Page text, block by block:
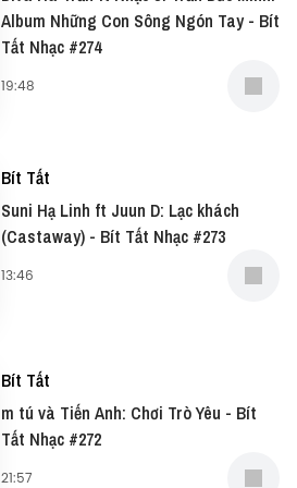
Album Những Con Sông Ngón Tay - Bít
Tất Nhạc #274
19:48
Bít Tất
Suni Hạ Linh ft Juun D: Lạc khách
(Castaway) - Bít Tất Nhạc #273
13:46
Bít Tất
m tú và Tiến Anh: Chơi Trò Yêu - Bít
Tất Nhạc #272
21:57